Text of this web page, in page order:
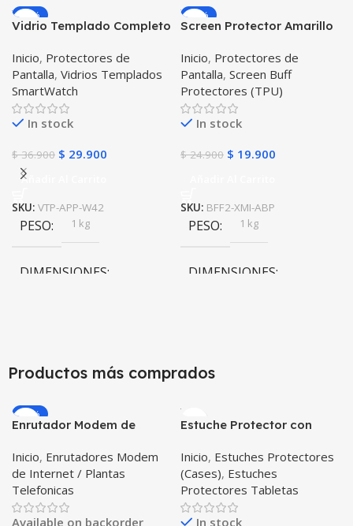
-19%
Vidrio Templado Completo
Inicio, Protectores de
Pantalla, Vidrios Templados
SmartWatch
In stock
$36.900 $ 29.900
Añadir Al Carrito
SKU: VTP-APP-W42
PESO 1 kg
DIMENSIONES
-20%
Screen Protector Amarillo
Amazfit Bit X2 Unidades
Inicio, Protectores de
Pantalla, Screen Buff
Protectores (TPU)
In stock
$24.900 $ 19.900
SKU: BFF2-XMI-ABP
PESO 1 kg
DIMENSIONES
Productos más comprados
-20%
Enrutador Modem de
Libre Todo Operador 4G
LTE SIMCARD
Inicio, Enrutadores Modem
de Internet / Plantas
Telefonicas
Available on backorder
Estuche Protector con
Tablet Samsung Galaxy
Tab A8 10.5 2021 – 2022
SM-x200 SM-x205 Anti
golpes con soporte
Inicio, Estuches Protectores
(Cases), Estuches
Protectores Tabletas
In stock